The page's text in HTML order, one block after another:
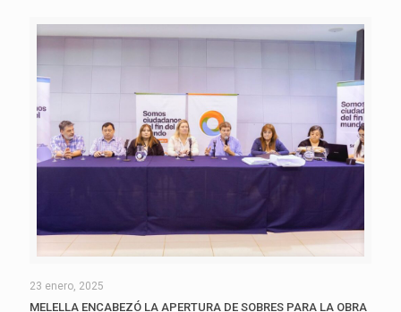
23 enero, 2025
MELELLA ENCABEZÓ LA APERTURA DE SOBRES PARA LA OBRA